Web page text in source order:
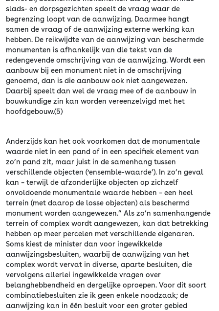
slads- en dorpsgezichten speelt de vraag waar de
begrenzing loopt van de aanwijzing. Daarmee hangt
samen de vraag of de aanwijzing externe werking kan
hebben. De reikwijdte van de aanwijzing van beschermde
monumenten is afhankelijk van dle tekst van de
redengevende omschrijving van de aanwijzing. Wordt een
aanbouw bij een monument niet in de omschrijving
genoemd, dan is die aanbouw ook niet aangewezen.
Daarbij speelt dan wel de vraag mee of de aanbouw in
bouwkundige zin kan worden vereenzelvigd met het
hoofdgebouw.(5)
Anderzijds kan het ook voorkomen dat de monumentale
waarde niet in een pand of in een specifiek element van
zo’n pand zit, maar juist in de samenhang tussen
verschillende objecten (‘ensemble-waarde’). In zo’n geval
kan – terwijl de afzonderlijke objecten op zichzelf
onvoldoende monumentale waarde hebben – een heel
terrein (met daarop de losse objecten) als beschermd
monument worden aangewezen.” Als zo’n samenhangende
terrein of complex wordt aangewezen, kan dat betrekking
hebben op meer percelen met verschillende eigenaren.
Soms kiest de minister dan voor ingewikkelde
aanwijzingsbesluiten, waarbij de aanwijzing van het
complex wordt vervat in diverse, aparte besluiten, die
vervolgens allerlei ingewikkelde vragen over
belanghebbendheid en dergelijke oproepen. Voor dit soort
combinatiebesluiten zie ik geen enkele noodzaak; de
aanwijzing kan in één besluit voor een groter gebied